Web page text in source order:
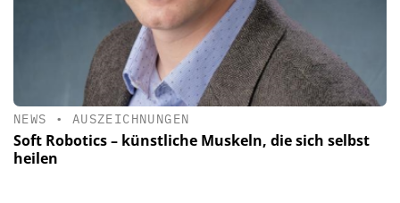
NEWS • AUSZEICHNUNGEN
Soft Robotics – künstliche Muskeln, die sich selbst
heilen